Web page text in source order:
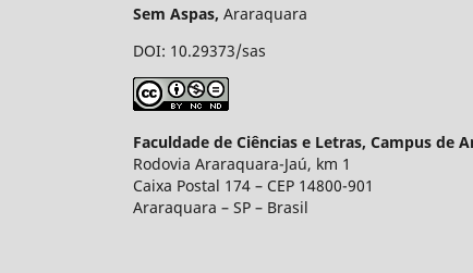
Sem Aspas, Araraquara e-
DOI: 10.29373/sas
Faculdade de Ciências e Letras, Campus de
Rodovia Araraquara-Jaú, km 1
Caixa Postal 174 – CEP 14800-901
Araraquara –